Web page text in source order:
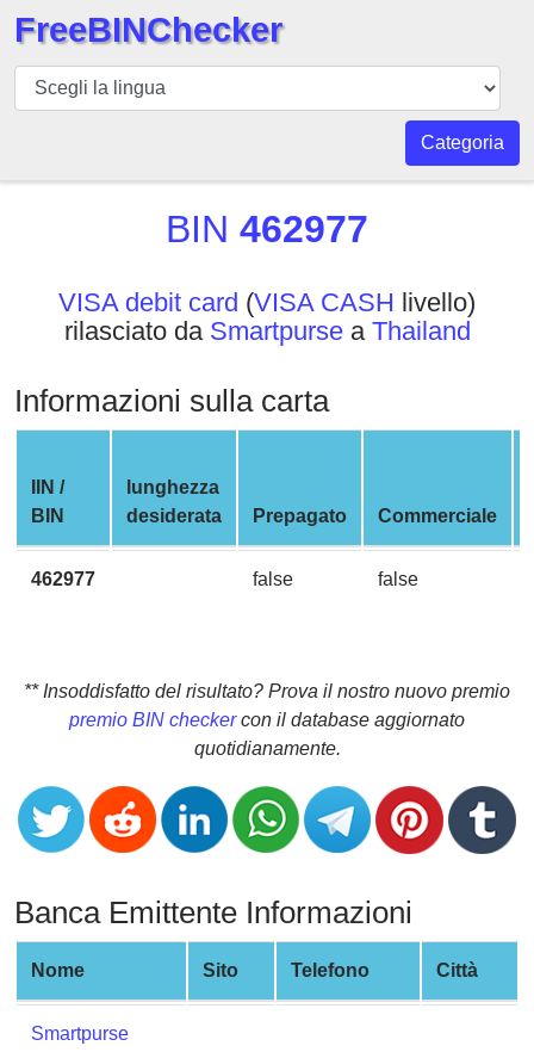
BIN
checker
BIN
v2
BIN
CC
Generator
from
Credit
Card
Credit
Card
Generator
Credit
Card
Generator
Generate
Credit
FreeBINChecker
Categoria
BIN 462977
VISA debit card (VISA CASH livello)
rilasciato da Smartpursea Thailand
Informazioni sulla carta
IIN /
BIN
lunghezza
desiderata
Prepagato Commerciale
462977 false false
** Insoddisfatto del risultato? Prova il nostro nuovo premio
premio BIN checkercon il database aggiornato
quotidianamente.
Banca Emittente Informazioni
Nome Sito Telefono Città
Smartpurse